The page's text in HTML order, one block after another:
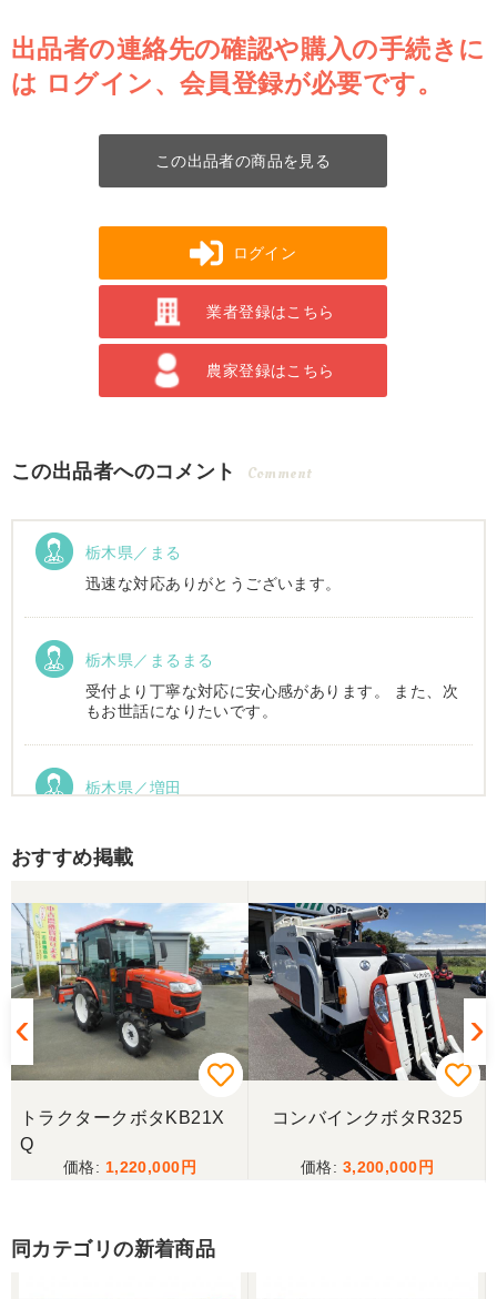
出品者の連絡先の確認や購入の手続きに
は ログイン、会員登録が必要です。
この出品者の商品を見る
ログイン
業者登録はこちら
農家登録はこちら
この出品者へのコメント Comment
栃木県／まる
迅速な対応ありがとうございます。
栃木県／まるまる
受付より丁寧な対応に安心感があります。 また、次
もお世話になりたいです。
栃木県／増田
おすすめ掲載
トラクタークボタKB21X
Q
1,220,000
コンバインクボタR325
3,200,000
同カテゴリの新着商品